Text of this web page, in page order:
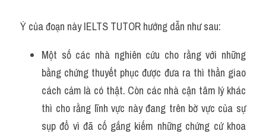
Ý của đoạn này IELTS TUTOR hướng dẫn như sau:
Một số các nhà nghiên cứu cho rằng với những
bằng chứng thuyết phục được đưa ra thì thần giao
cách cảm là có thật. Còn các nhà cận tâm lý khác
thì cho rằng lĩnh vực này đang trên bờ vực của sự
sụp đổ vì đã cố gắng kiếm những chứng cứ khoa